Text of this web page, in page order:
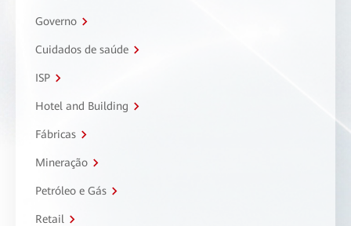
Governo
Cuidados de saúde
ISP
Hotel and Building
Fábricas
Mineração
Petróleo e Gás
Retail